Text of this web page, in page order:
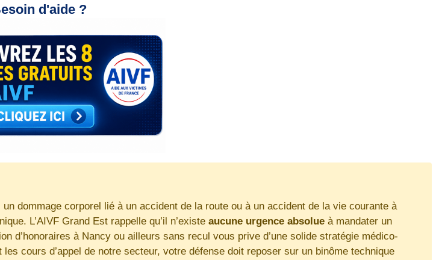
d'aide ?
un dommage corporel lié à un accident de la route ou à un accident de la vie courante à
L’AIVF Grand Est rappelle qu’il n’existe aucune urgence absolue à mandater un
d’honoraires à Nancy ou ailleurs sans recul vous prive d’une solide stratégie médico-
cours d’appel de notre secteur, votre défense doit reposer sur un binôme technique